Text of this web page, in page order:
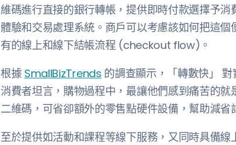
維碼進行直接的銀行轉帳，提供即時付款選擇予
體驗和交易處理系統。商戶可以考慮該如何把這
有的線上和線下結帳流程 (checkout flow)。
根據 SmallBizTrends 的調查顯示，「轉數快」
消費者坦言，購物過程中，最讓他們感到痛苦的
二維碼，可省卻額外的零售點硬件設備，幫助減
至於提供如活動和課程等線下服務，又同時具備